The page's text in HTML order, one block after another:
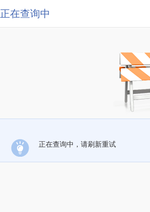
正在查询中
正在查询中，请刷新重试